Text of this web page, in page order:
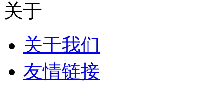
关于
关于我们
友情链接